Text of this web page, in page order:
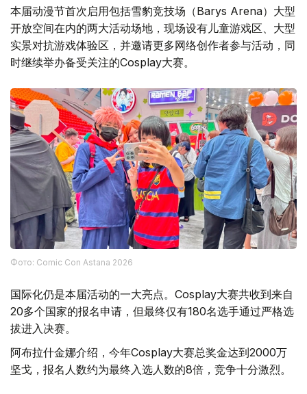
本届动漫节首次启用包括雪豹竞技场（Barys Arena）大型
开放空间在内的两大活动场地，现场设有儿童游戏区、大型
实景对抗游戏体验区，并邀请更多网络创作者参与活动，同
时继续举办备受关注的Cosplay大赛。
Фото: Comic Con Astana 2026
国际化仍是本届活动的一大亮点。Cosplay大赛共收到来自
20多个国家的报名申请，但最终仅有180名选手通过严格选
拔进入决赛。
阿布拉什金娜介绍，今年Cosplay大赛总奖金达到2000万
坚戈，报名人数约为最终入选人数的8倍，竞争十分激烈。